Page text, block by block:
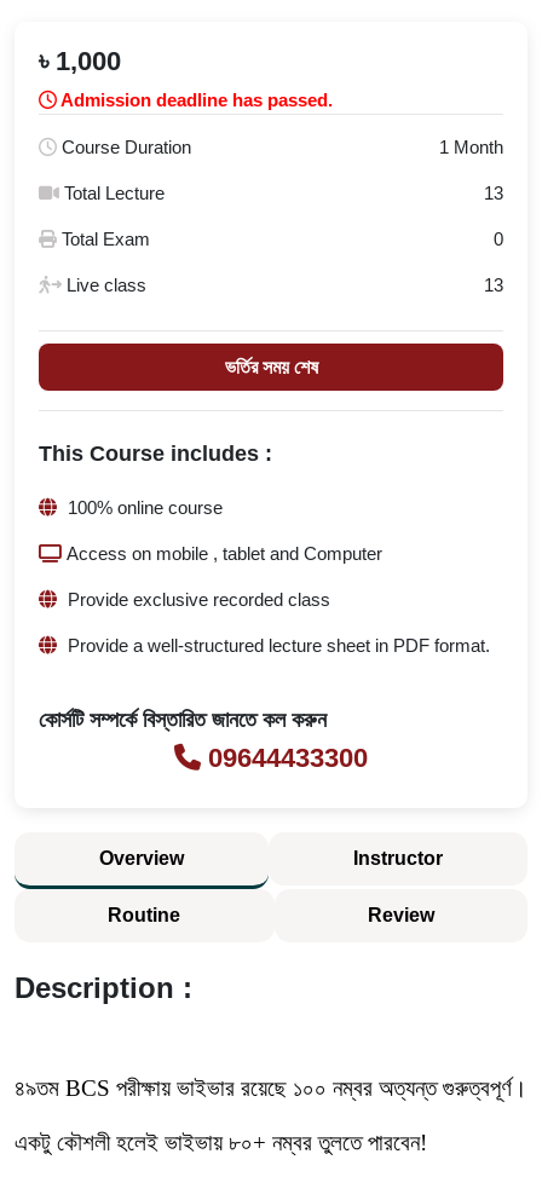
৳ 1,000
Admission deadline has passed.
Course Duration 1 Month
Total Lecture 13
Total Exam 0
Live class 13
ভর্তির সময় শেষ
This Course includes :
100% online course
Access on mobile , tablet and Computer
Provide exclusive recorded class
Provide a well-structured lecture sheet in PDF format.
কোর্সটি সম্পর্কে বিস্তারিত জানতে কল করুন
09644433300
Overview Instructor
Routine Review
Description :
৪৯তম BCS পরীক্ষায় ভাইভার রয়েছে ১০০ নম্বর অত্যন্ত গুরুত্বপূর্ণ।
একটু কৌশলী হলেই ভাইভায় ৮০+ নম্বর তুলতে পারবেন!